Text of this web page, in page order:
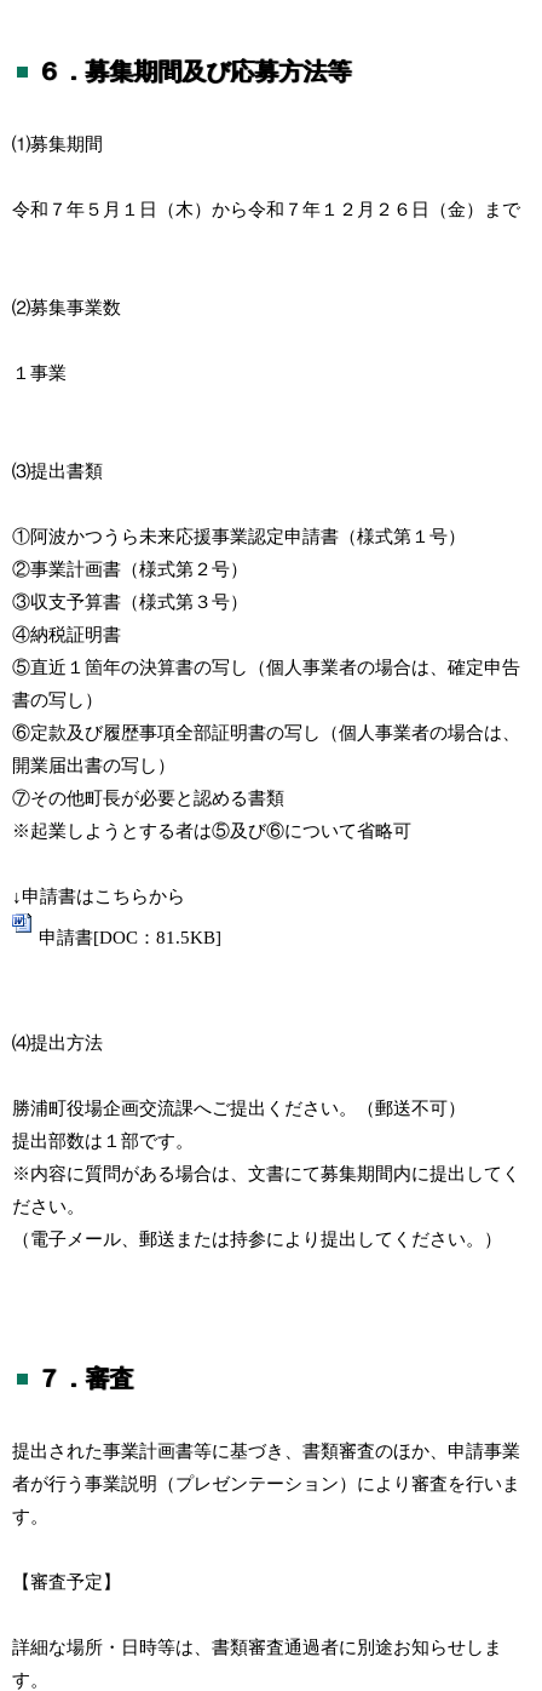
６．募集期間及び応募方法等
⑴募集期間
令和７年５月１日（木）から令和７年１２月２６日（金）まで
⑵募集事業数
１事業
⑶提出書類
①阿波かつうら未来応援事業認定申請書（様式第１号）
②事業計画書（様式第２号）
③収支予算書（様式第３号）
④納税証明書
⑤直近１箇年の決算書の写し（個人事業者の場合は、確定申告
書の写し）
⑥定款及び履歴事項全部証明書の写し（個人事業者の場合は、
開業届出書の写し）​​​​​​
⑦その他町長が必要と認める書類
※起業しようとする者は⑤及び⑥について省略可
↓申請書はこちらから
申請書[DOC：81.5KB]
⑷提出方法
勝浦町役場企画交流課へご提出ください。（郵送不可）
提出部数は１部です。
※内容に質問がある場合は、文書にて募集期間内に提出してく
ださい。
（電子メール、郵送または持参により提出してください。）
７．審査
提出された事業計画書等に基づき、書類審査のほか、申請事業
者が行う事業説明（プレゼンテーション）により審査を行いま
す。
【審査予定】
詳細な場所・日時等は、書類審査通過者に別途お知らせしま
す。